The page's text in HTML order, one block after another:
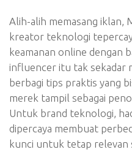
Alih-alih memasang iklan,
kreator teknologi
keamanan online dengan
influencer itu tak sekadar
berbagi tips praktis yang
merek tampil sebagai
Untuk brand teknologi,
dipercaya membuat
kunci untuk tetap relevan